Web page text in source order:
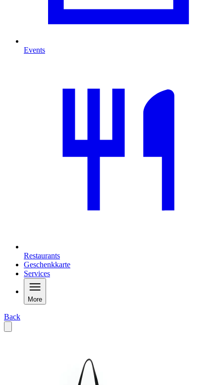
Events
Restaurants
Geschenkkarte
Services
More
Back